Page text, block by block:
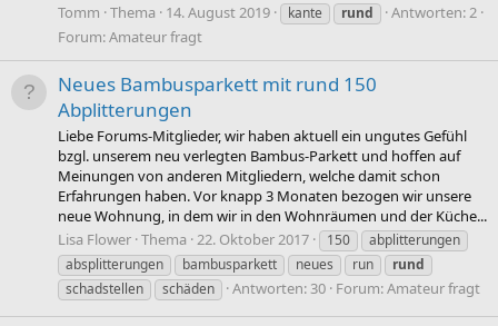
Tomm Thema 14. August 2019 kante rund
Antworten: 2
Forum:Amateur fragt
Neues Bambusparkett mit rund 150
Abplitterungen
Liebe Forums-Mitglieder, wir haben aktuell ein ungutes Gefühl
bzgl. unserem neu verlegten Bambus-Parkett und hoffen auf
Meinungen von anderen Mitgliedern, welche damit schon
Erfahrungen haben. Vor knapp 3 Monaten bezogen wir unsere
neue Wohnung, in dem wir in den Wohnräumen und der Küche...
Lisa Flower Thema 22. Oktober 2017 150
abplitterungen
absplitterungen
bambusparkett neues run
rund
schadstellen
schäden Antworten: 30 Forum:Amateur fragt